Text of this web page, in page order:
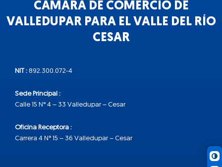
CÁMARA DE COMERCIO DE
VALLEDUPAR PARA EL VALLE DEL RÍO
CESAR
NIT : 892.300.072-4
Sede Principal :
Calle 15 N° 4 – 33 Valledupar – Cesar
Oficina Receptora :
Carrera 4 N° 15 – 36 Valledupar – Cesar